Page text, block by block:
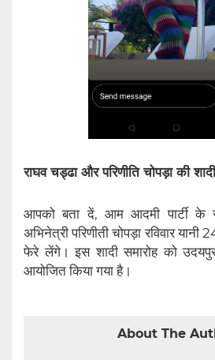
राघव चड्ढा और परिणीति चोपड़ा की शादी
आपको बता दें, आम आदमी पार्टी के
अभिनेत्री परिणीती चोपड़ा रविवार
फेरे लेंगे। इस शादी समारोह को
आयोजित किया गया है।
About The